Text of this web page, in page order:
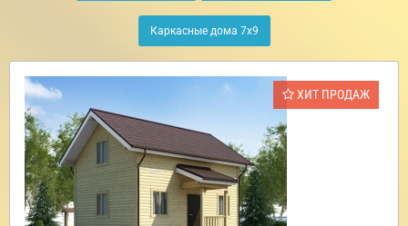
Каркасные дома 7х9
ХИТ ПРОДАЖ